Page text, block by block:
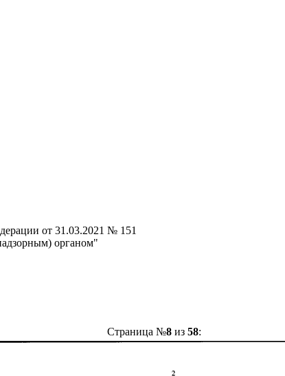
от 31.03.2021 № 151
органом"
Страница №8из 58: